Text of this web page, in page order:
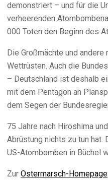
demonstriert – und für die
verheerenden
000 Toten den Beginn des
Die Großmächte und
Wettrüsten. Auch die
– Deutschland ist deshalb
mit dem Pentagon an
dem Segen der
75 Jahre nach Hiroshima
Abrüstung nichts zu tun hat.
US-Atombomben in Büchel
Zur Ostermarsch-Homepage